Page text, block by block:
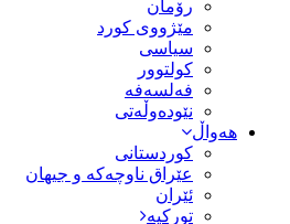
رۆمان
مێژووى کورد
سیاسى
کولتوور
فەلسەفە
نێودەوڵەتی
هەواڵ
کوردستانی
عێراق ناوچەکە و جیهان
ئێران
تورکیە